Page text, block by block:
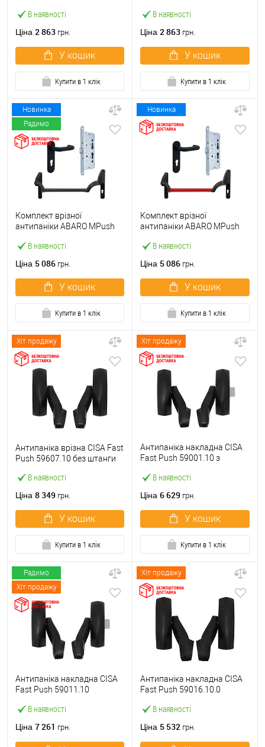
В наявності
чорний із замком та ручкою
Ціна 2 863 грн.
У кошик
Купити в 1 клік
В наявності
червоний із замком та
Ціна 2 863 грн.
У кошик
Купити в 1 клік
Новинка
Радимо
В наявності
Комплект врізної
антипаніки ABARO МPush
чорний із замком та ручкою
Ціна 5 086 грн.
У кошик
Купити в 1 клік
Новинка
В наявності
Комплект врізної
антипаніки ABARO МPush
червоний із замком та
Ціна 5 086 грн.
У кошик
Купити в 1 клік
Хіт продажу
В наявності
Антипаніка врізна CISA Fast
Push 59607.10 без штанги
Ціна 8 349 грн.
У кошик
Купити в 1 клік
Хіт продажу
В наявності
Антипаніка накладна CISA
Fast Push 59001.10 з
Ціна 6 629 грн.
У кошик
Купити в 1 клік
Радимо
Хіт продажу
В наявності
Антипаніка накладна CISA
Fast Push 59011.10
штанги
Ціна 7 261 грн.
Хіт продажу
В наявності
Антипаніка накладна CISA
Fast Push 59016.10.0
штанги
Ціна 5 532 грн.